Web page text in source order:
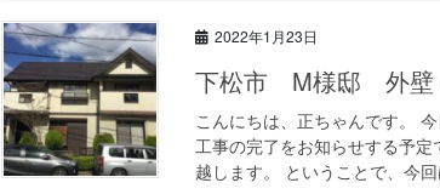
2022年1月23日
下松市 M様邸 外壁
こんにちは、正ちゃんです。
工事の完了をお知らせする予
越します。 ということで、今